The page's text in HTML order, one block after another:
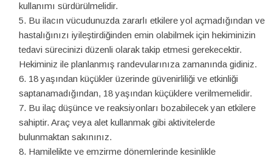
kullanımı sürdürülmelidir.
Bu ilacın vücudunuzda zararlı etkilere yol açmadığından ve
hastalığınızı iyileştirdiğinden emin olabilmek için hekiminizin
tedavi sürecinizi düzenli olarak takip etmesi gerekecektir.
Hekiminiz ile planlanmış randevularınıza zamanında gidiniz.
18 yaşından küçükler üzerinde güvenirliliği ve etkinliği
saptanamadığından, 18 yaşından küçüklere verilmemelidir.
Bu ilaç düşünce ve reaksiyonları bozabilecek yan etkilere
sahiptir. Araç veya alet kullanmak gibi aktivitelerde
bulunmaktan sakınınız.
Hamilelikte ve emzirme dönemlerinde kesinlikle